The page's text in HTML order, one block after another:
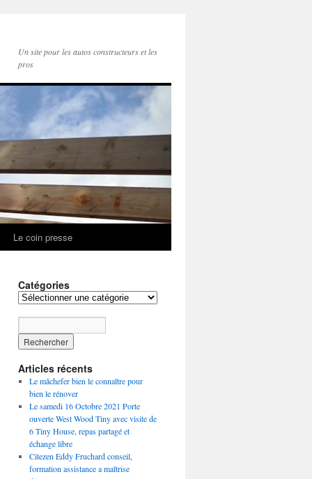
Un site pour les autos constructeurs et les
pros
Le coin presse
Catégories
Catégories
Articles récents
Le mâchefer bien le connaître pour
bien le rénover
Le samedi 16 Octobre 2021 Porte
ouverte West Wood Tiny avec visite de
6 Tiny House, repas partagé et
échange libre
Citezen Eddy Fruchard conseil,
formation assistance a maîtrise